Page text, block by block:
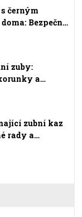
černým
Bezpečné
zuby:
a
zubní kaz
rady a